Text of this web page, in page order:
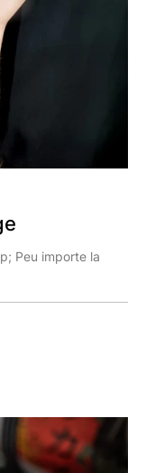
Peu importe la